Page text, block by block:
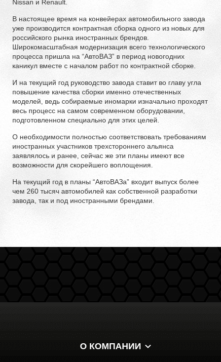
Nissan и Renault.
В настоящее время на конвейерах автомобильного завода
уже производится контрактная сборка одного из новых для
российского рынка иностранных брендов.
Широкомасштабная модернизация всего технологического
процесса пришла на “АвтоВАЗ” в период новогодних
каникул вместе с началом работ по контрактной сборке.
И на текущий год руководство завода ставит во главу угла
повышение качества сборки именно отечественных
моделей, ведь собираемые иномарки изначально проходят
весь процесс на самом современном оборудовании,
подготовленном специально для этих целей.
О необходимости полностью соответствовать требованиям
иностранных участников трехстороннего альянса
заявлялось и ранее, сейчас же эти планы имеют все
возможности для скорейшего воплощения.
На текущий год в планы “АвтоВАЗа” входит выпуск более
чем 260 тысяч автомобилей как собственной разработки
завода, так и под иностранными брендами.
О КОМПАНИИ